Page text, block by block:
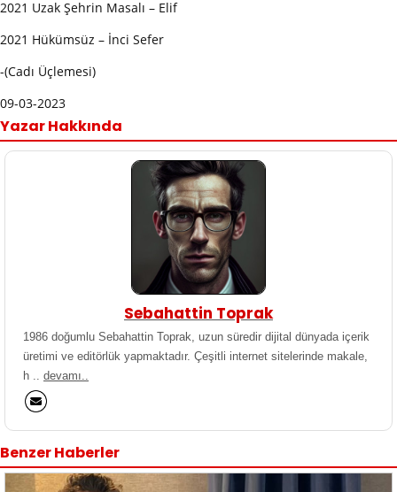
2021 Uzak Şehrin Masalı – Elif
2021 Hükümsüz – İnci Sefer
-(Cadı Üçlemesi)
09-03-2023
Yazar Hakkında
Sebahattin Toprak
1986 doğumlu Sebahattin Toprak, uzun süredir dijital dünyada içerik
üretimi ve editörlük yapmaktadır. Çeşitli internet sitelerinde makale,
h .. devamı..
Benzer Haberler